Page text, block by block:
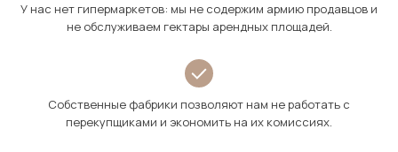
У нас нет гипермаркетов: мы не содержим армию продавцов и
не обслуживаем гектары арендных площадей.
Собственные фабрики позволяют нам не работать с
перекупщиками и экономить на их комиссиях.